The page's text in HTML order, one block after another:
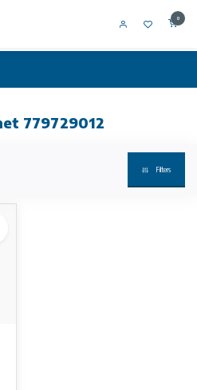
0
779729012
Filters